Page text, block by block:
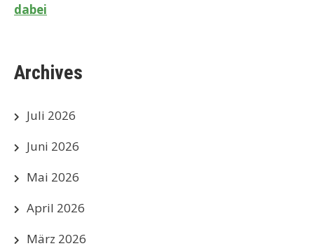
dabei
Archives
Juli 2026
Juni 2026
Mai 2026
April 2026
März 2026